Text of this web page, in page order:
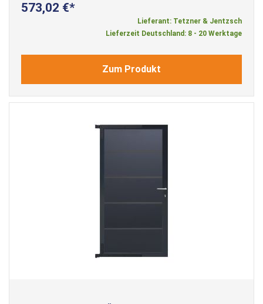
573,02 €
Lieferant: Tetzner & Jentzsch
Lieferzeit Deutschland: 8 - 20 Werktage
Zum Produkt